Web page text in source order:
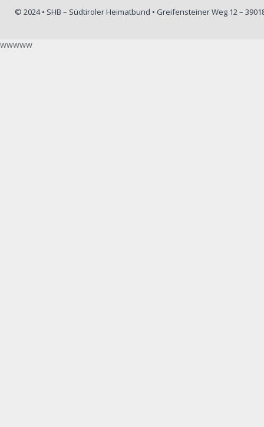
© 2024 • SHB – Südtiroler Heimatbund • Greifensteiner Weg 12 –
wwwww